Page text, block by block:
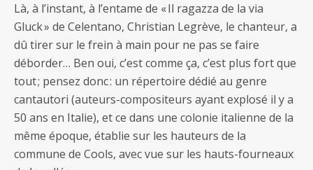
Là, à l’instant, à l’entame de « Il ragazza de la via
Gluck » de Celentano, Christian Legrève, le chanteur, a
dû tirer sur le frein à main pour ne pas se faire
déborder… Ben oui, c’est comme ça, c’est plus fort que
tout ; pensez donc : un répertoire dédié au genre
cantautori (auteurs-compositeurs ayant explosé il y a
50 ans en Italie), et ce dans une colonie italienne de la
même époque, établie sur les hauteurs de la
commune de Cools, avec vue sur les hauts-fourneaux